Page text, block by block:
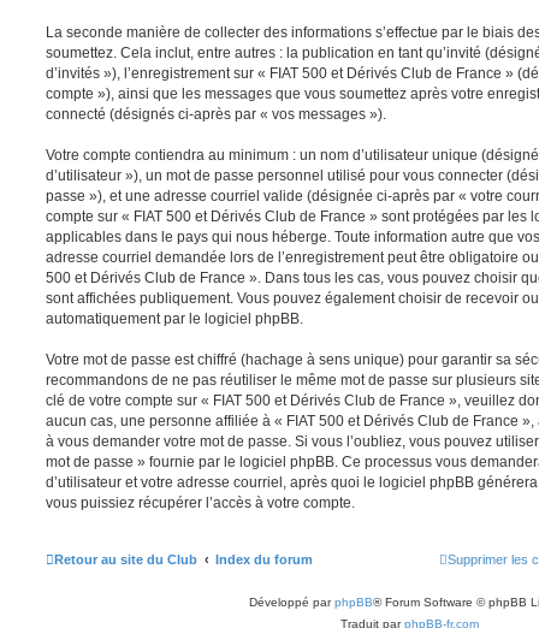
La seconde manière de collecter des informations s’effectue par le biais
soumettez. Cela inclut, entre autres : la publication en tant qu’invité
d’invités »), l’enregistrement sur « FIAT 500 et Dérivés Club de France »
compte »), ainsi que les messages que vous soumettez après votre
connecté (désignés ci-après par « vos messages »).
Votre compte contiendra au minimum : un nom d’utilisateur unique
d’utilisateur »), un mot de passe personnel utilisé pour vous connecter
passe »), et une adresse courriel valide (désignée ci-après par « votre
compte sur « FIAT 500 et Dérivés Club de France » sont protégées par les
applicables dans le pays qui nous héberge. Toute information autre que
adresse courriel demandée lors de l’enregistrement peut être obligatoire
500 et Dérivés Club de France ». Dans tous les cas, vous pouvez choisir
sont affichées publiquement. Vous pouvez également choisir de recevoir
automatiquement par le logiciel phpBB.
Votre mot de passe est chiffré (hachage à sens unique) pour garantir sa
recommandons de ne pas réutiliser le même mot de passe sur plusieurs
clé de votre compte sur « FIAT 500 et Dérivés Club de France », veuillez
aucun cas, une personne affiliée à « FIAT 500 et Dérivés Club de France
à vous demander votre mot de passe. Si vous l’oubliez, vous pouvez
mot de passe » fournie par le logiciel phpBB. Ce processus vous
d’utilisateur et votre adresse courriel, après quoi le logiciel phpBB
vous puissiez récupérer l’accès à votre compte.
Retour au site du Club Index du forum Supprimer les
Développé parphpBB® Forum Software © phpBB
Traduit parphpBB-fr.com